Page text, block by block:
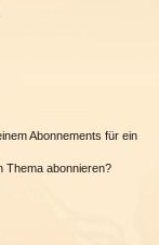
Abonnements für ein
Thema abonnieren?